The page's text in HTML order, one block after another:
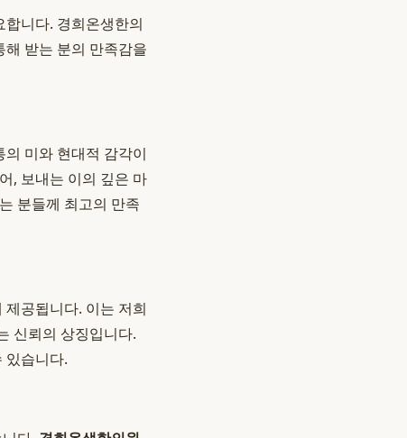
니다. 경희온생한의
받는 분의 만족감을
미와 현대적 감각이
, 보내는 이의 깊은 마
분들께 최고의 만족
공됩니다. 이는 저희
신뢰의 상징입니다.
있습니다.